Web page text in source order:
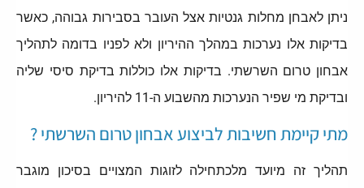
ניתן לאבחן מחלות גנטיות אצל העובר בסבירות גבוהה, כאשר
בדיקות אלו נערכות במהלך ההיריון ולא לפניו בדומה לתהליך
אבחון טרום השרשתי. בדיקות אלו כוללות בדיקת סיסי שליה
ובדיקת מי שפיר הנערכות מהשבוע ה-11 להיריון.
מתי קיימת חשיבות לביצוע אבחון טרום השרשתי ?
תהליך זה מיועד מלכתחילה לזוגות המצויים בסיכון מוגבר